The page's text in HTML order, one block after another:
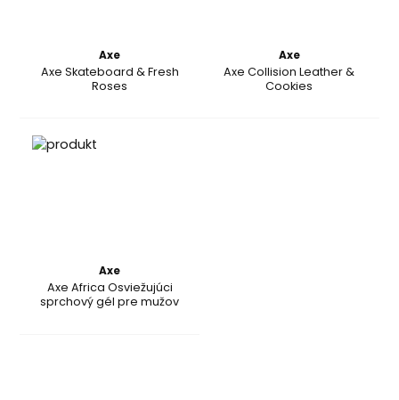
Axe
Axe Skateboard & Fresh
Roses
Axe
Axe Collision Leather &
Cookies
Axe
Axe Africa Osviežujúci
sprchový gél pre mužov